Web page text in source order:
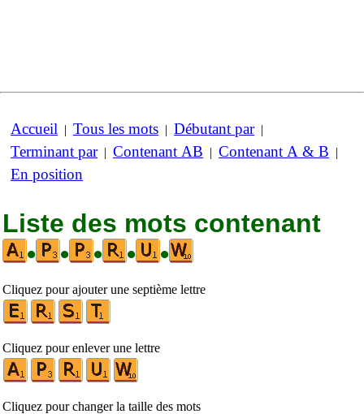
Accueil | Tous les mots | Débutant par|
Terminant par| Contenant AB | Contenant A & B |
En position
Liste des mots contenant
•
• • • •
Cliquez pour ajouter une septième lettre
Cliquez pour enlever une lettre
Cliquez pour changer la taille des mots